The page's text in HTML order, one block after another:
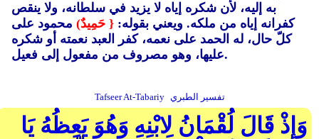
به إليه، لأن شكره إياه لا يزيد في سلطانه، ولا ينقص
كفرانه إياه من ملكه. ويعني بقوله: { حَمِيدٌ) محمود على
كلّ حال، له الحمد على نعمه، كفر العبد نعمته أو شكره
عليها، وهو مصروف من مفعول إلى فعيل.
Tafseer At-Tabariy تفسير الطبري
وَإِذْ قَالَ لُقْمَانُ لِابْنِهِ وَهُوَ يَعِظُهُ يَا